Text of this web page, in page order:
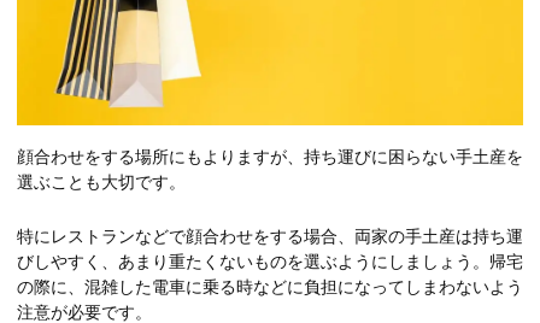
顔合わせをする場所にもよりますが、持ち運びに困らない手土産を
選ぶことも大切です。
特にレストランなどで顔合わせをする場合、両家の手土産は持ち運
びしやすく、あまり重たくないものを選ぶようにしましょう。帰宅
の際に、混雑した電車に乗る時などに負担になってしまわないよう
注意が必要です。